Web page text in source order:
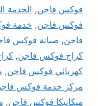
فوكس فاجن, الخدمة
فوكس فاجن, خدمة
فاجن, صيانة فوكس
كراج فوكس فاجن,
كهربائي فوكس فاجن,
مركز خدمة فوكس
ميكانيكا فوكس فاجن,